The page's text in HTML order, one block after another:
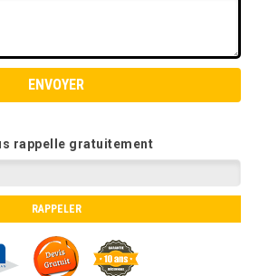
rappelle gratuitement